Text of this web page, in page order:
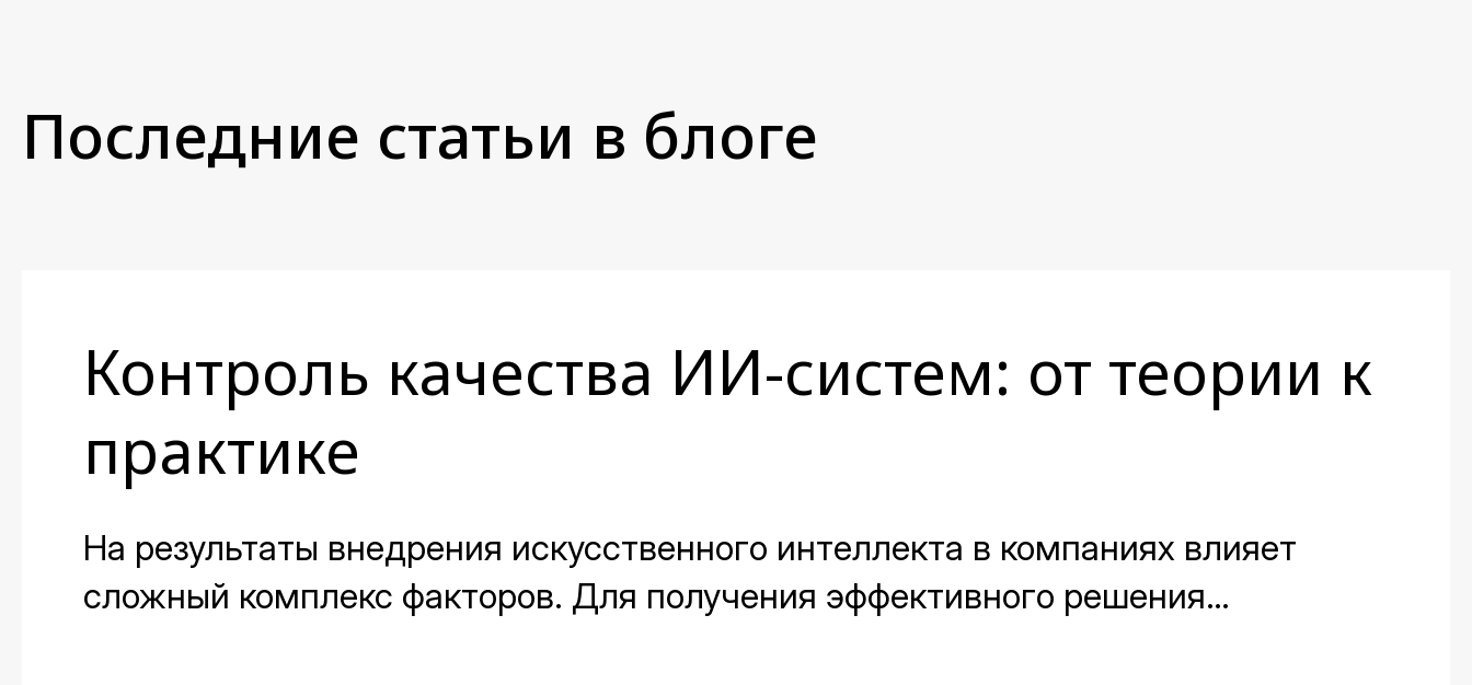
Последние статьи в блоге
Контроль качества ИИ-систем: от теории к
практике
На результаты внедрения искусственного интеллекта в компаниях влияет
сложный комплекс факторов. Для получения эффективного решения